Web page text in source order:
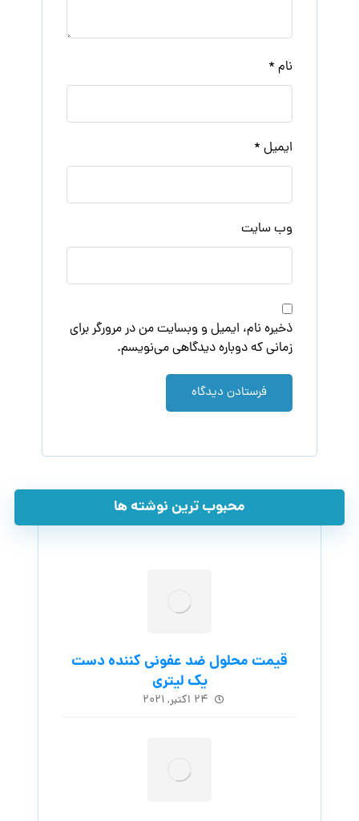
نام *
ایمیل *
وب‌ سایت
ذخیره نام، ایمیل و وبسایت من در مرورگر برای
زمانی که دوباره دیدگاهی می‌نویسم.
فرستادن دیدگاه
محبوب ترین نوشته ها
قیمت محلول ضد عفونی کننده دست
یک لیتری
۲۴ اکتبر, ۲۰۲۱